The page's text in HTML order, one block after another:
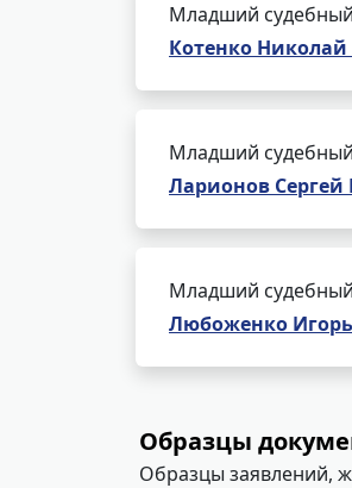
Младший судебный
Котенко
Младший судебный
Ларионов
Младший судебный
Любоженко
Образцы
Образцы заявлений,